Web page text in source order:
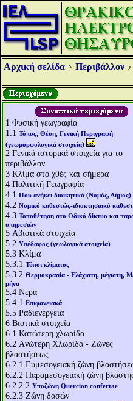
Αρχική σελίδα Περιβάλλον
1 Φυσική γεωγραφία
1.1 Τόπος, Θέση, Γενική Περιγραφή
(γεωμορφολογικά στοιχεία)
2 Γενικά ιστορικά στοιχεία για το
περιβάλλον
3 Κλίμα στο χθές και σήμερα
4 Πολιτική Γεωγραφία
4.1 Που ανήκει διοικητικά (Νομός, Δήμος)
4.2 Νομικό καθεστώς-ιδιοκτησιακό
4.3 Τοποθέτηση στο Οδικό δίκτυο και
υπηρεσιών
5 Αβιοτικά στοιχεία
5.2 Υπέδαφος (γεωλογικά στοιχεία)
5.3 Κλίμα
5.3.1 Τύποι κλίματος
5.3.2 Θερμοκρασία - Ελάχιστη, μέγιστη,
μήνα
5.4 Νερά
5.4.1 Επιφανειακά
5.5 Ραδιενέργεια
6 Βιοτικά στοιχεία
6.1 Κατώτερη χλωρίδα
6.2 Aνώτερη Χλωρίδα - Ζώνες
βλαστήσεως
6.2.1 Ευμεσογειακή ζώνη
6.2.2 Παραμεσογειακή ζώνη
6.2.2.2 Υποζώνη Quercion confertae
6.2.3 Ζώνη δασών